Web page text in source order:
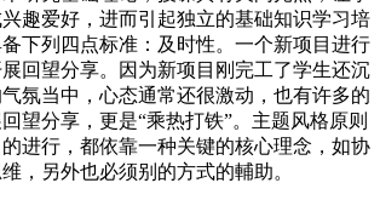
趣爱好，进而引起独立的基础知识学习培
下列四点标准：及时性。一个新项目进行
回望分享。因为新项目刚完工了学生还沉
氛当中，心态通常还很激动，也有许多的
望分享，更是“乘热打铁”。主题风格原则
进行，都依靠一种关键的核心理念，如协
，另外也必须别的方式的輔助。